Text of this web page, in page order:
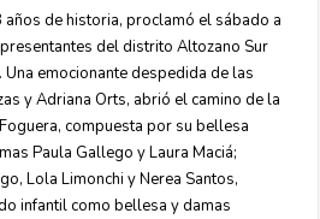
años de historia, proclamó el sábado a
del distrito Altozano Sur
emocionante despedida de las
y Adriana Orts, abrió el camino de la
compuesta por su bellesa
Paula Gallego y Laura Maciá;
Lola Limonchi y Nerea Santos,
infantil como bellesa y damas